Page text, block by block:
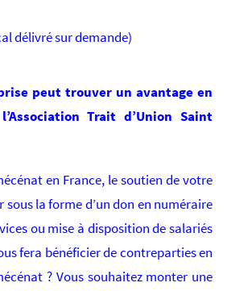
délivré sur demande)
peut trouver un avantage en
Trait d’Union Saint
en France, le soutien de votre
la forme d’un don en numéraire
ou mise à disposition de salariés
fera bénéficier de contreparties en
? Vous souhaitez monter une